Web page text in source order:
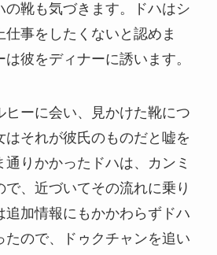
の靴も気づきます。ドハはシ
仕事をしたくないと認めま
彼をディナーに誘います。
ヒーに会い、見かけた靴につ
はそれが彼氏のものだと嘘を
りかかったドハは、カンミ
で、近づいてその流れに乗り
追加情報にもかかわらずドハ
たので、ドゥクチャンを追い